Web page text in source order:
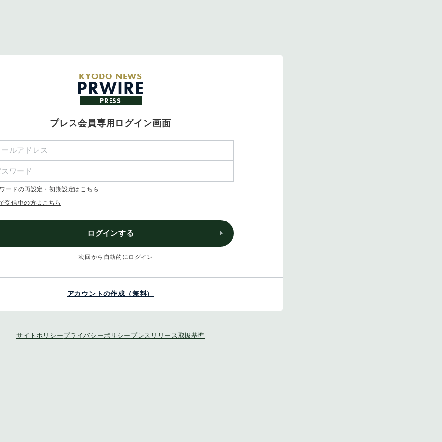
KYODO NEWS
PRWIRE
PRESS
プレス会員専用ログイン画面
ードの再設定・初期設定はこちら
受信中の方はこちら
ログインする
次回から自動的にログイン
アカウントの作成（無料）
サイトポリシープライバシーポリシー プレスリリース取扱基準